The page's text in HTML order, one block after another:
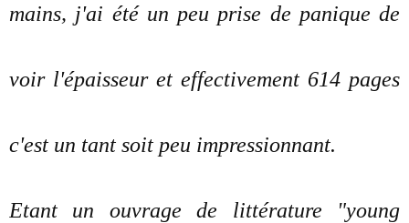
mains, j'ai été un peu prise de panique de
voir l'épaisseur et effectivement 614 pages
c'est un tant soit peu impressionnant.
Etant un ouvrage de littérature "young